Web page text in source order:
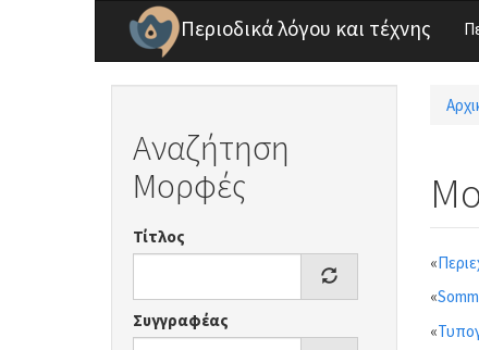
Παράκαμψη προς το κυρίως περιεχόμενο
Περιοδικά λόγου και τέχνης
Αναζήτηση
Μορφές
Τίτλος
Συγγραφέας
«
«
«